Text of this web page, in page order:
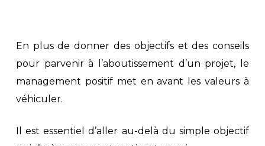
En plus de donner des objectifs et des conseils
pour parvenir à l’aboutissement d’un projet, le
management positif met en avant les valeurs à
véhiculer.
Il est essentiel d’aller au-delà du simple objectif